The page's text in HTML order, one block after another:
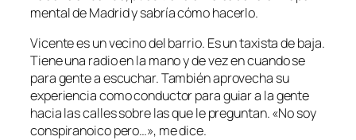
mental de Madrid y sabría cómo hacerlo.
Vicente es un vecino del barrio. Es un taxista de baja.
Tiene una radio en la mano y de vez en cuando se
para gente a escuchar. También aprovecha su
experiencia como conductor para guiar a la gente
hacia las calles sobre las que le preguntan. «No soy
conspiranoico pero…», me dice.